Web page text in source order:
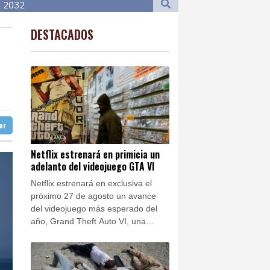
17 °C
Domingo
31 °C
Nava de la Asunción
33 °C
Panama
29 °C
30 °C
37 °C
Ibiza
29 °C
37 °C
2032
dólares
uruguayo
de la lucha anticovid Anthony Fauci
DESTACADOS
Netflix estrenará en primicia un
adelanto del videojuego GTA VI
Netflix estrenará en exclusiva el
próximo 27 de agosto un avance
del videojuego más esperado del
año, Grand Theft Auto VI, una
anunció este jueves el estudio
estadounidense Rockstar.